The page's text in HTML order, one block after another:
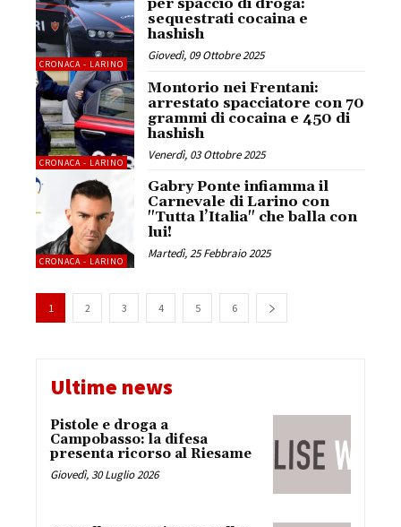
CRONACA - LARINO
per spaccio di droga:
sequestrati cocaina e
hashish
Giovedì, 09 Ottobre 2025
CRONACA - LARINO
Montorio nei Frentani:
arrestato spacciatore con 70
grammi di cocaina e 450 di
hashish
Venerdì, 03 Ottobre 2025
CRONACA - LARINO
Gabry Ponte infiamma il
Carnevale di Larino con
"Tutta l’Italia" che balla con
lui!
Martedì, 25 Febbraio 2025
1 2 3 4 5 6
Ultime news
Pistole e droga a
Campobasso: la difesa
presenta ricorso al Riesame
Giovedì, 30 Luglio 2026